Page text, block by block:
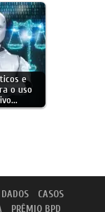
e
o uso
CASOS
PRÊMIO BPD